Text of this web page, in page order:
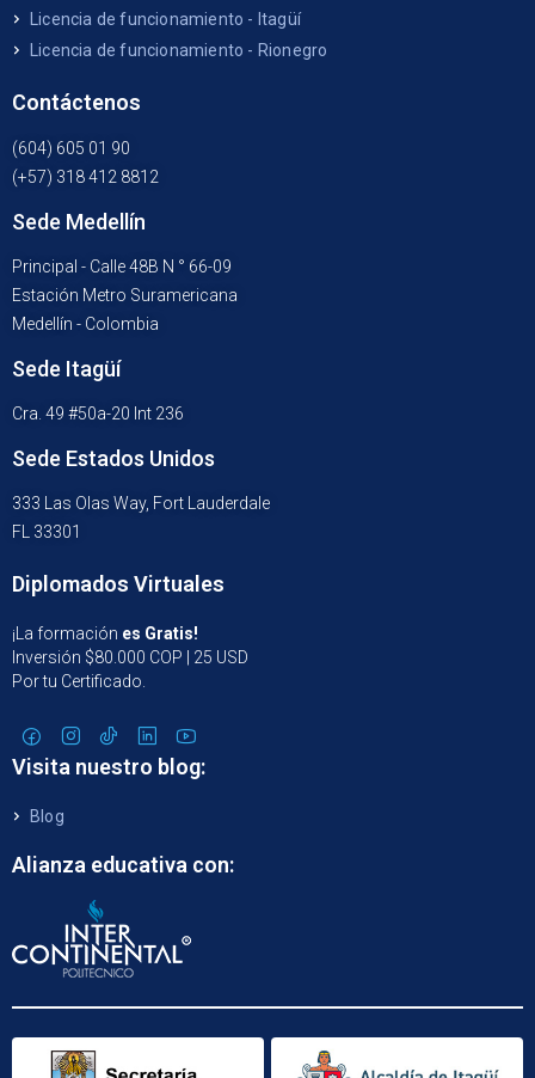
Licencia de funcionamiento - Itagüí
Licencia de funcionamiento - Rionegro
Contáctenos
(604) 605 01 90
(+57) 318 412 8812
Sede Medellín
Principal - Calle 48B N ° 66-09
Estación Metro Suramericana
Medellín - Colombia
Sede Itagüí
Cra. 49 #50a-20 Int 236
Sede Estados Unidos
333 Las Olas Way, Fort Lauderdale
FL 33301
Diplomados Virtuales
¡La formación es Gratis!
Inversión $80.000 COP | 25 USD
Por tu Certificado.
Visita nuestro blog:
Blog
Alianza educativa con: